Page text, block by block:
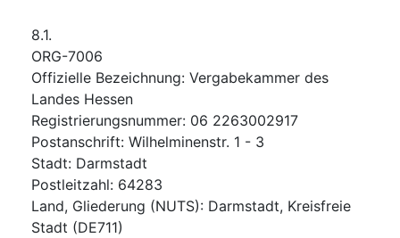
8.1.
ORG-7006
Offizielle Bezeichnung: Vergabekammer des
Landes Hessen
Registrierungsnummer: 06 2263002917
Postanschrift: Wilhelminenstr. 1 - 3
Stadt: Darmstadt
Postleitzahl: 64283
Land, Gliederung (NUTS): Darmstadt, Kreisfreie
Stadt (DE711)